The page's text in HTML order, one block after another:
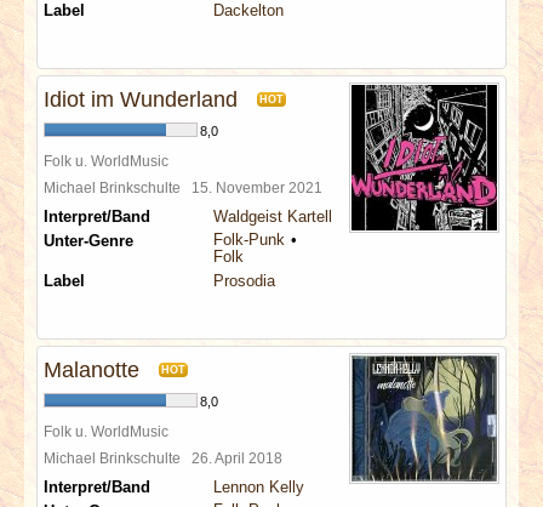
Label
Dackelton
Idiot im Wunderland HOT
8,0
Folk u. WorldMusic
Michael Brinkschulte 15. November 2021
Interpret/Band
Waldgeist Kartell
Unter-Genre
Folk-Punk
Folk
Label
Prosodia
Malanotte HOT
8,0
Folk u. WorldMusic
Michael Brinkschulte 26. April 2018
Interpret/Band
Lennon Kelly